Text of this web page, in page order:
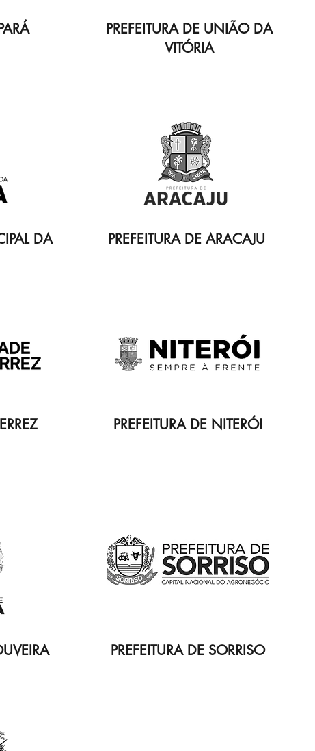
PREFEITURA DE UNIÃO DA
VITÓRIA
DA
PREFEITURA DE ARACAJU
PREFEITURA DE NITERÓI
PREFEITURA DE SORRISO